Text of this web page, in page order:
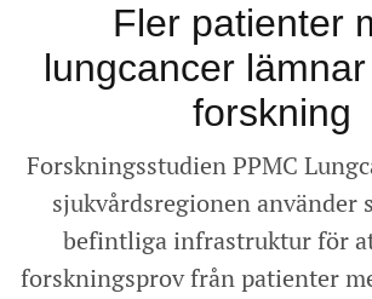
Fler patienter
lungcancer
forskning
Forskningsstudien PPMC
sjukvårdsregionen använder
befintliga infrastruktur för
forskningsprov från patienter